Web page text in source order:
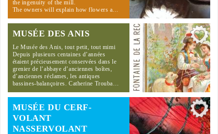
the ingenuity of the mill.
The owners will explain how flowers a…
MUSÉE DES ANIS
Le Musée des Anis, tout petit, tout mimi
Depuis plusieurs centaines d’années
étaient précieusement conservées dans le
grenier de l’abbaye d’anciennes boîtes,
d’anciennes réclames, les antiques
bassines-balançoires. Catherine Trouba…
MUSÉE DU CERF-
VOLANT
NASSERVOLANT